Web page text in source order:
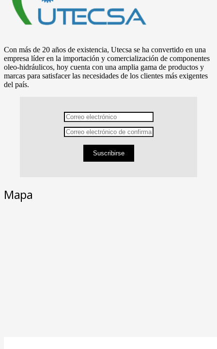
Con más de 20 años de existencia, Utecsa se ha convertido en una
empresa líder en la importación y comercialización de componentes
oleo-hidráulicos, hoy cuenta con una amplia gama de productos y
marcas para satisfacer las necesidades de los clientes más exigentes
del país.
Suscribirse
Mapa